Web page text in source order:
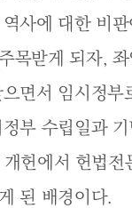
사에 대한 비
목받게 되자,
면서 임시정부
부 수립일과
헌에서 헌법전
된 배경이다.